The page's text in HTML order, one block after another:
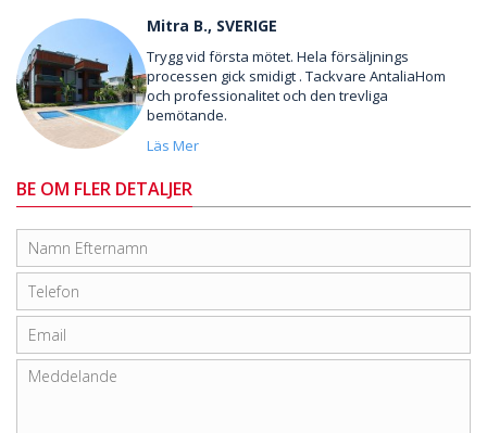
Mitra B., SVERIGE
Trygg vid första mötet. Hela försäljnings
processen gick smidigt . Tackvare AntaliaHom
och professionalitet och den trevliga
bemötande.
Läs Mer
BE OM FLER DETALJER